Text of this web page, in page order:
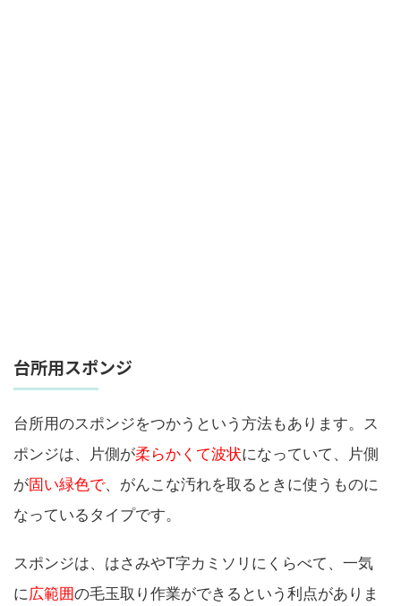
台所用スポンジ
台所用のスポンジをつかうという方法もあります。ス
ポンジは、片側が柔らかくて波状になっていて、片側
が固い緑色で、がんこな汚れを取るときに使うものに
なっているタイプです。
スポンジは、はさみやT字カミソリにくらべて、一気
に広範囲の毛玉取り作業ができるという利点がありま